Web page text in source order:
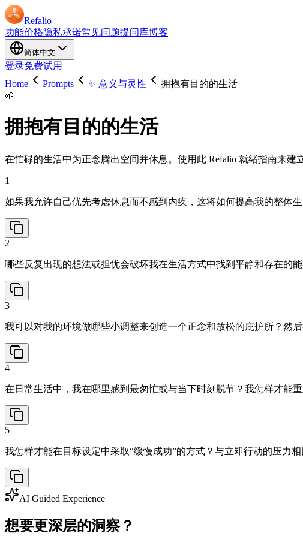
Refalio
功能价格隐私承诺常见问题提问库博客
简体中文
登录免费试用
Home
Prompts ✨ 意义与灵性
拥抱有目的的生活
🌱
拥抱有目的的生活
在忙碌的生活中为正念腾出空间并休息。使用此 Refalio 就绪指南来建
1
如果我允许自己优先考虑休息而不感到内疚，这将如何提高我的整体
2
哪些反复出现的想法或担忧会破坏我在生活方式中找到平静和存在的
3
我可以对我的环境做哪些小调整来创造一个正念和放松的庇护所？然
4
在日常生活中，我在哪里感到最匆忙或与当下时刻脱节？我怎样才能
5
我怎样才能在目标设定中采取“缓慢成功”的方式？与立即行动的压力
AI Guided Experience
想要更深层的洞察？